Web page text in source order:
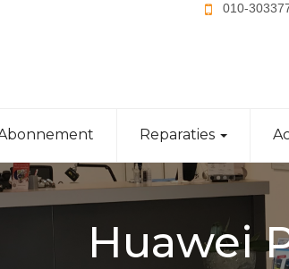
010-
Reparaties
Huawei